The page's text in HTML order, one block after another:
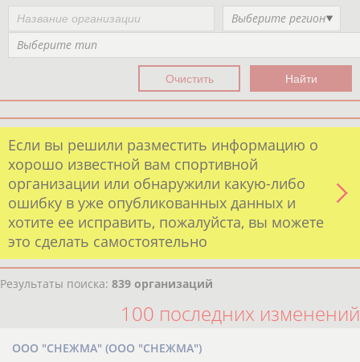
Выберите регион
Выберите тип
Если вы решили разместить информацию о
хорошо известной вам спортивной
организации или обнаружили какую-либо
ошибку в уже опубликованных данных и
хотите ее исправить, пожалуйста, вы можете
это сделать самостоятельно
Результаты поиска: 839 организаций
100 последних изменений
ООО "СНЕЖМА" (ООО "СНЕЖМА")